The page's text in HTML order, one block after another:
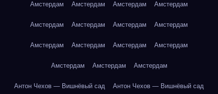
Амстердам Амстердам Амстердам Амстердам
Амстердам Амстердам Амстердам Амстердам
Амстердам Амстердам Амстердам Амстердам
Амстердам Амстердам Амстердам
Антон Чехов — Вишнёвый сад Антон Чехов — Вишнёвый сад